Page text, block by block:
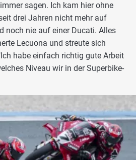
sagen. Ich kam hier ohne
drei Jahren nicht mehr auf
noch nie auf einer Ducati. Alles
Lecuona und streute sich
habe einfach richtig gute Arbeit
Niveau wir in der Superbike-